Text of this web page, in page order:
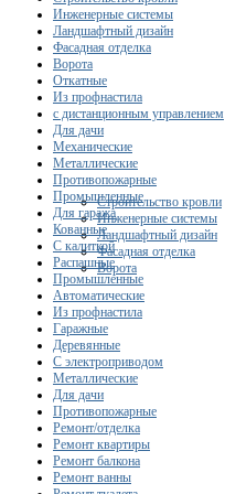
Строительство кровли
Инженерные системы
Ландшафтный дизайн
Фасадная отделка
Ворота
Инженерные системы
Ландшафтный дизайн
Фасадная отделка
Ворота
Откатные
Из профнастила
с дистанционным управлением
Для дачи
Механические
Металлические
Противопожарные
Промышленные
Для гаража
Кованные
С калиткой
Распашные
Промышленные
Автоматические
Из профнастила
Гаражные
Деревянные
С электроприводом
Металлические
Для дачи
Противопожарные
Ремонт/отделка
Ремонт квартиры
Ремонт балкона
Ремонт ванны